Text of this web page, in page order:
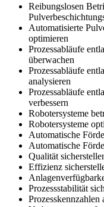
Reibungslosen
Automatisierte
optimieren
Prozessabläufe
überwachen
Prozessabläufe
analysieren
Prozessabläufe
verbessern
Robotersysteme
Robotersysteme
Automatische
Automatische
Qualität
Effizienz
Prozessstabilität
Prozesskennzahlen